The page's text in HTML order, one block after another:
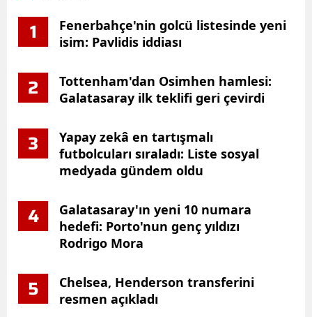
1
Fenerbahçe'nin golcü listesinde yeni
isim: Pavlidis iddiası
2
Tottenham'dan Osimhen hamlesi:
Galatasaray ilk teklifi geri çevirdi
3
Yapay zekâ en tartışmalı
futbolcuları sıraladı: Liste sosyal
medyada gündem oldu
4
Galatasaray'ın yeni 10 numara
hedefi: Porto'nun genç yıldızı
Rodrigo Mora
5
Chelsea, Henderson transferini
resmen açıkladı